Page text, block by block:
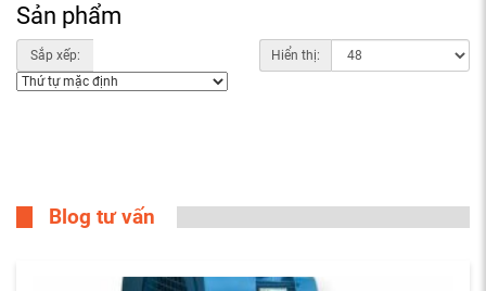
Sản phẩm
Sắp xếp: Hiển thị:
Blog tư vấn